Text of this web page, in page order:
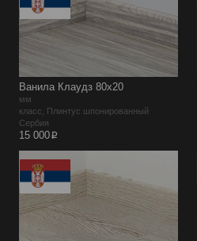
Ванила Клаудз 80х20
мм
класс, Плинтус шпонированный
Сербия
15 000p